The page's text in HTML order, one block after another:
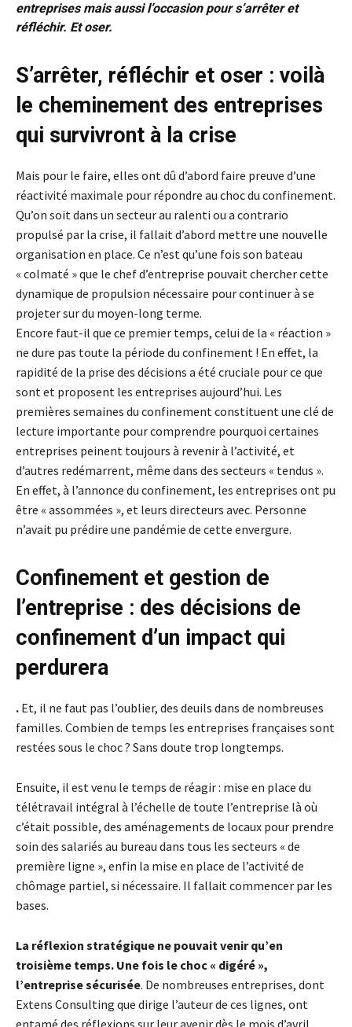
entreprises mais aussi l’occasion pour s’arrêter et
réfléchir. Et oser.
S’arrêter, réfléchir et oser : voilà
le cheminement des entreprises
qui survivront à la crise
Mais pour le faire, elles ont dû d’abord faire preuve d’une
réactivité maximale pour répondre au choc du confinement.
Qu’on soit dans un secteur au ralenti ou a contrario
propulsé par la crise, il fallait d’abord mettre une nouvelle
organisation en place. Ce n’est qu’une fois son bateau
« colmaté » que le chef d’entreprise pouvait chercher cette
dynamique de propulsion nécessaire pour continuer à se
projeter sur du moyen-long terme.
Encore faut-il que ce premier temps, celui de la « réaction »
ne dure pas toute la période du confinement ! En effet, la
rapidité de la prise des décisions a été cruciale pour ce que
sont et proposent les entreprises aujourd’hui. Les
premières semaines du confinement constituent une clé de
lecture importante pour comprendre pourquoi certaines
entreprises peinent toujours à revenir à l’activité, et
d’autres redémarrent, même dans des secteurs « tendus ».
En effet, à l’annonce du confinement, les entreprises ont pu
être « assommées », et leurs directeurs avec. Personne
n’avait pu prédire une pandémie de cette envergure.
Confinement et gestion de
l’entreprise : des décisions de
confinement d’un impact qui
perdurera
. Et, il ne faut pas l’oublier, des deuils dans de nombreuses
familles. Combien de temps les entreprises françaises sont
restées sous le choc ? Sans doute trop longtemps.
Ensuite, il est venu le temps de réagir : mise en place du
télétravail intégral à l’échelle de toute l’entreprise là où
c’était possible, des aménagements de locaux pour prendre
soin des salariés au bureau dans tous les secteurs « de
première ligne », enfin la mise en place de l’activité de
chômage partiel, si nécessaire. Il fallait commencer par les
bases.
La réflexion stratégique ne pouvait venir qu’en
troisième temps. Une fois le choc « digéré »,
l’entreprise sécurisée. De nombreuses entreprises, dont
Extens Consulting que dirige l’auteur de ces lignes, ont
entamé des réflexions sur leur avenir dès le mois d’avril